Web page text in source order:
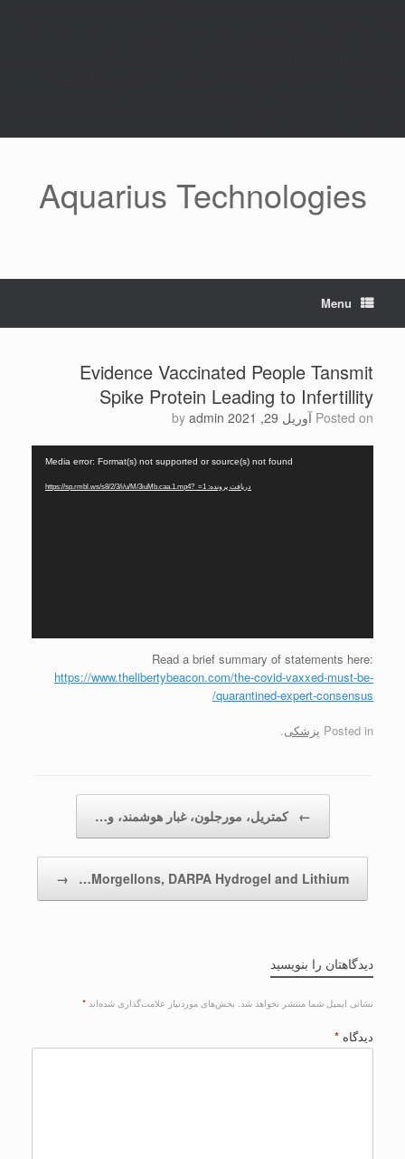
Aquarius Technologies
Menu
Evidence Vaccinated People Tansmit
Spike Protein Leading to Infertillity
Posted on آوریل 29, 2021 by admin
Media error: Format(s) not supported or source(s) not found
دریافت پرونده: https://sp.rmbl.ws/s8/2/3/i/u/M/3iuMb.caa.1.mp4?_=1
Read a brief summary of statements here:
https://www.thelibertybeacon.com/the-covid-vaxxed-must-be-
quarantined-expert-consensus/
Posted in پزشکی.
← کمتریل، مورجلون، غبار هوشمند، و…
Morgellons, DARPA Hydrogel and Lithium…
→
دیدگاهتان را بنویسید
نشانی ایمیل شما منتشر نخواهد شد. بخش‌های موردنیاز علامت‌گذاری شده‌اند *
دیدگاه *